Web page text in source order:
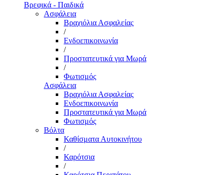
Βρεφικά - Παιδικά
Ασφάλεια
Βραχιόλια Ασφαλείας
/
Ενδοεπικοινωνία
/
Προστατευτικά για Μωρά
/
Φωτισμός
Ασφάλεια
Βραχιόλια Ασφαλείας
Ενδοεπικοινωνία
Προστατευτικά για Μωρά
Φωτισμός
Βόλτα
Καθίσματα Αυτοκινήτου
/
Καρότσια
/